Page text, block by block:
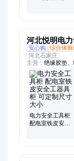
河北悦明电
安心购
综合体验
河北石家庄
主营： 绝缘胶垫
板、警示牌、橡
桶、标示牌、绝
棒、挡水板、沙
静电橡胶板
电力安全工具柜
配电室铁皮安全